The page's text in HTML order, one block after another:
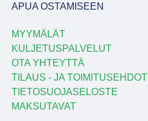
APUA OSTAMISEEN
MYYMÄLÄT
KULJETUSPALVELUT
OTA YHTEYTTÄ
TILAUS - JA TOIMITUSEHDOT
TIETOSUOJASELOSTE
MAKSUTAVAT